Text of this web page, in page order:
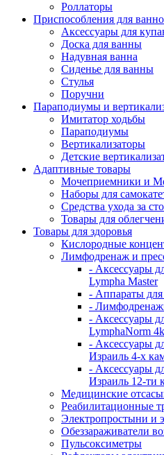
Роллаторы
Приспособления для
Аксессуары для
Доска для ванны
Надувная ванна
Сиденье для ванны
Стулья
Поручни
Параподиумы и
Имитатор ходьбы
Параподиумы
Вертикализаторы
Детские
Адаптивные товары
Мочеприемники и
Наборы для
Средства ухода за
Товары для
Товары для здоровья
Кислородные
Лимфодренаж и
- Аксессуары
Lympha Master
- Аппараты для
-
- Аксессуары
LymphaNorm 4k
- Аксессуары
Израиль 4-х
- Аксессуары
Израиль 12-ти
Медицинские
Реабилитационные
Электропростыни и
Обеззараживатели
Пульсоксиметры